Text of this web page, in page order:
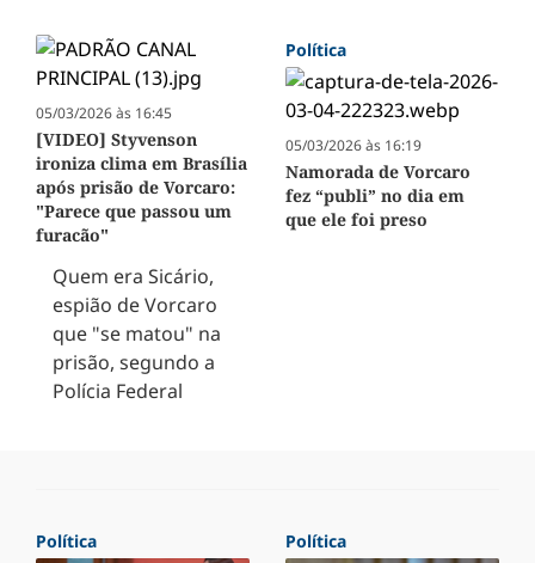
05/03/2026 às 16:45
[VIDEO] Styvenson
ironiza clima em Brasília
após prisão de Vorcaro:
"Parece que passou um
furacão"
Quem era Sicário,
espião de Vorcaro
que "se matou" na
prisão, segundo a
Polícia Federal
Política
05/03/2026 às 16:19
Namorada de Vorcaro
fez “publi” no dia em
que ele foi preso
Política Política